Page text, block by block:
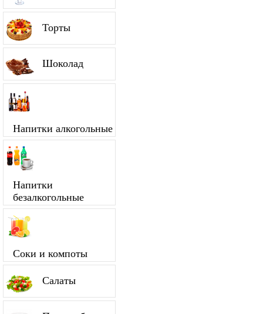
Торты
Шоколад
Напитки алкогольные
Напитки
безалкогольные
Соки и компоты
Салаты